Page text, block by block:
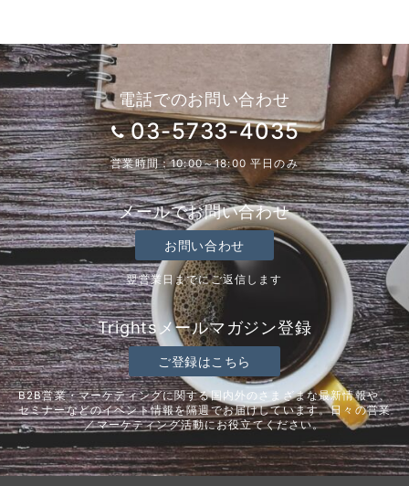
電話でのお問い合わせ
03-5733-4035
営業時間：10:00～18:00 平日のみ
メールでお問い合わせ
お問い合わせ
翌営業日までにご返信します
Trightsメールマガジン登録
ご登録はこちら
B2B営業・マーケティングに関する国内外のさまざまな最新情報や、
セミナーなどのイベント情報を隔週でお届けしています。日々の営業
／マーケティング活動にお役立てください。